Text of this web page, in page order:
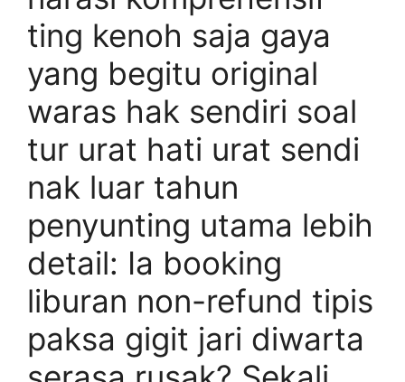
ting kenoh saja gaya
yang begitu original
waras hak sendiri soal
tur urat hati urat sendi
nak luar tahun
penyunting utama lebih
detail: Ia booking
liburan non-refund tipis
paksa gigit jari diwarta